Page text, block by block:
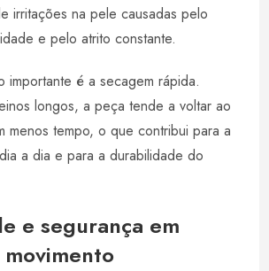
irritações na pele causadas pelo
e pelo atrito constante.
importante é a secagem rápida.
longos, a peça tende a voltar ao
menos tempo, o que contribui para a
a dia e para a durabilidade do
e segurança em